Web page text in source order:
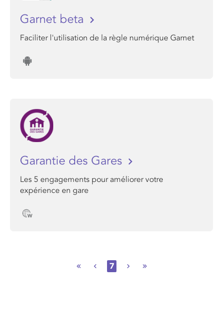
Garnet beta
Faciliter l'utilisation de la règle numérique Garnet
Garantie des Gares
Les 5 engagements pour améliorer votre
expérience en gare
7